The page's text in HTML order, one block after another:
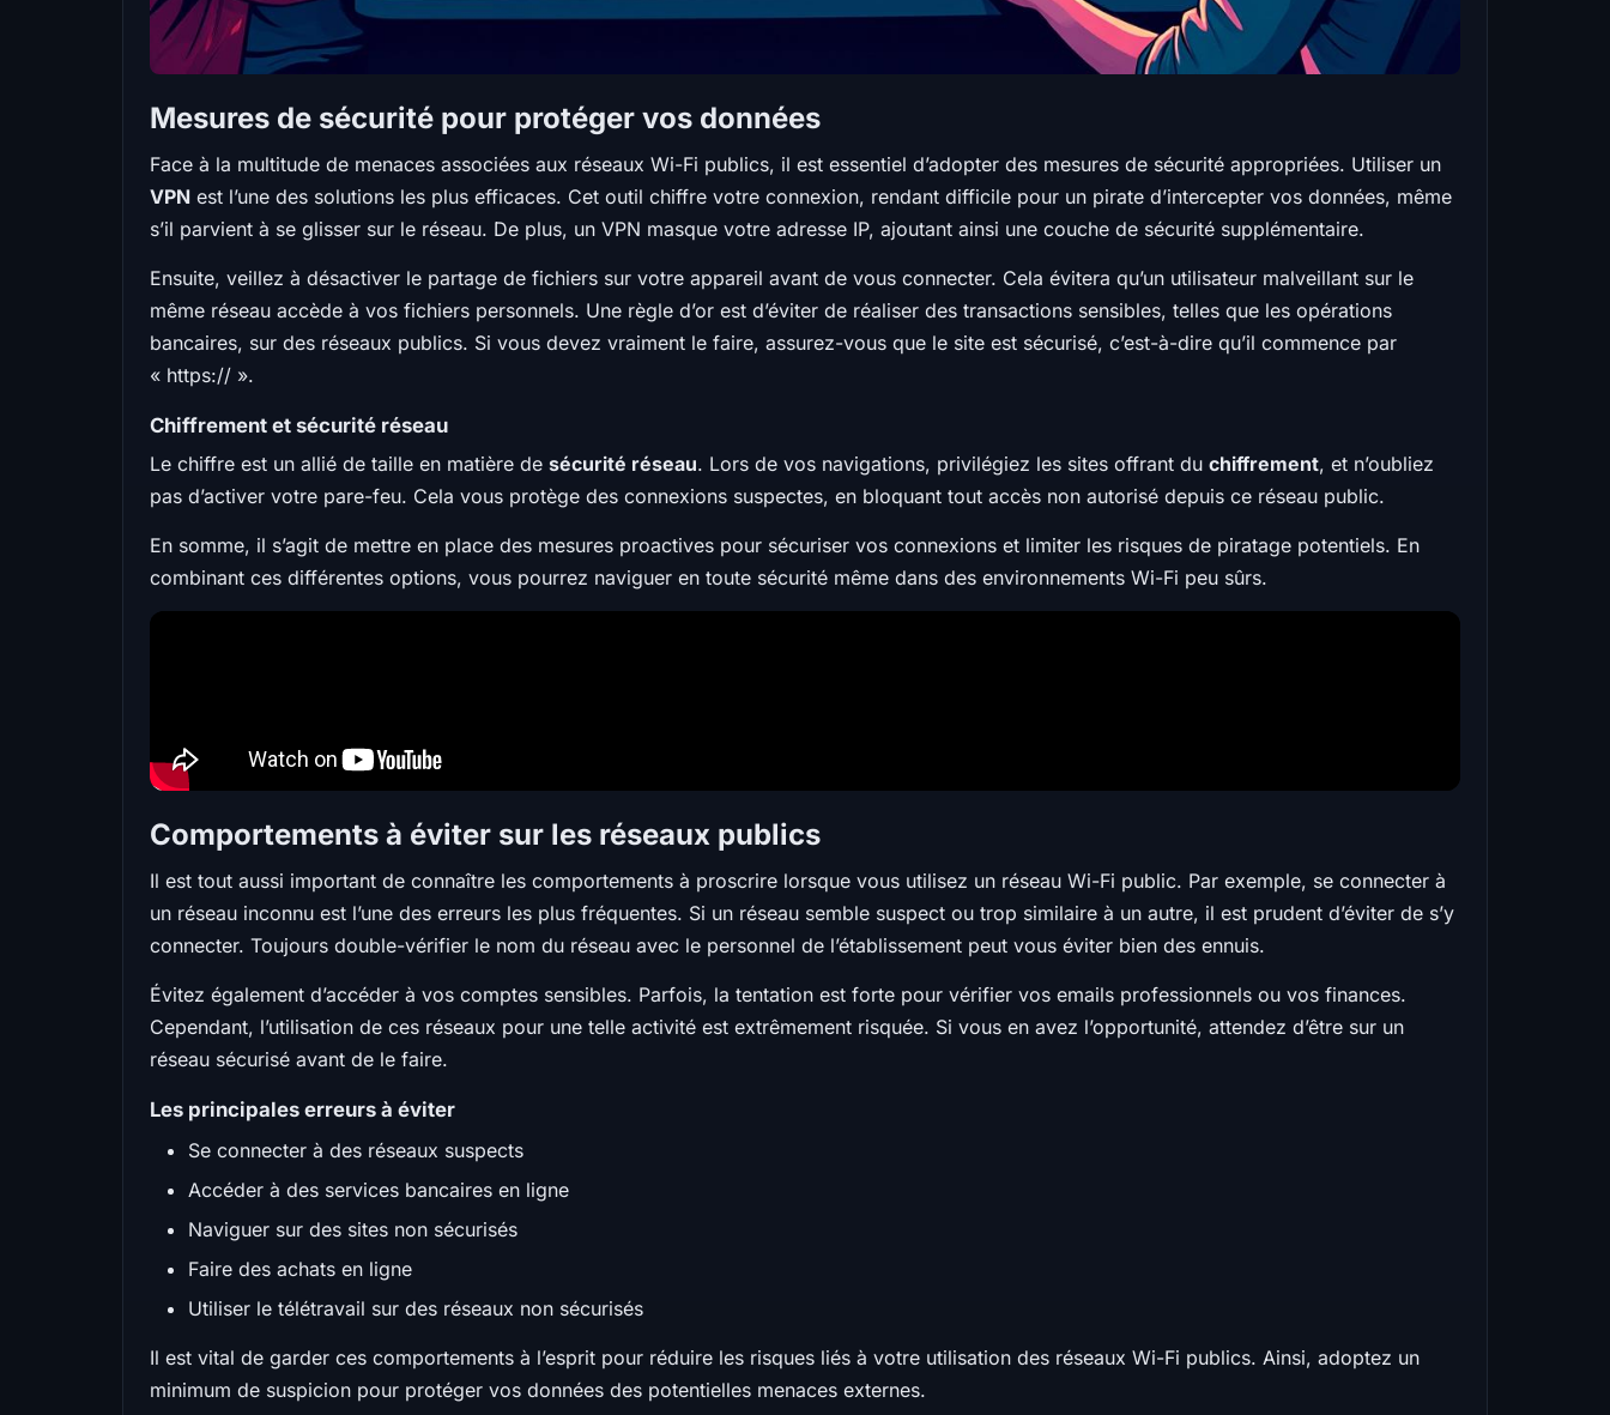
Mesures de sécurité pour protéger vos données
Face à la multitude de menaces associées aux réseaux Wi-Fi publics, il est essentiel d’adopter des mesures de sécurité appropriées. Utiliser un
VPN est l’une des solutions les plus efficaces. Cet outil chiffre votre connexion, rendant difficile pour un pirate d’intercepter vos données, même
s’il parvient à se glisser sur le réseau. De plus, un VPN masque votre adresse IP, ajoutant ainsi une couche de sécurité supplémentaire.
Ensuite, veillez à désactiver le partage de fichiers sur votre appareil avant de vous connecter. Cela évitera qu’un utilisateur malveillant sur le
même réseau accède à vos fichiers personnels. Une règle d’or est d’éviter de réaliser des transactions sensibles, telles que les opérations
bancaires, sur des réseaux publics. Si vous devez vraiment le faire, assurez-vous que le site est sécurisé, c’est-à-dire qu’il commence par
« https:// ».
Chiffrement et sécurité réseau
Le chiffre est un allié de taille en matière de sécurité réseau. Lors de vos navigations, privilégiez les sites offrant du chiffrement, et n’oubliez
pas d’activer votre pare-feu. Cela vous protège des connexions suspectes, en bloquant tout accès non autorisé depuis ce réseau public.
En somme, il s’agit de mettre en place des mesures proactives pour sécuriser vos connexions et limiter les risques de piratage potentiels. En
combinant ces différentes options, vous pourrez naviguer en toute sécurité même dans des environnements Wi-Fi peu sûrs.
Comportements à éviter sur les réseaux publics
Il est tout aussi important de connaître les comportements à proscrire lorsque vous utilisez un réseau Wi-Fi public. Par exemple, se connecter à
un réseau inconnu est l’une des erreurs les plus fréquentes. Si un réseau semble suspect ou trop similaire à un autre, il est prudent d’éviter de s’y
connecter. Toujours double-vérifier le nom du réseau avec le personnel de l’établissement peut vous éviter bien des ennuis.
Évitez également d’accéder à vos comptes sensibles. Parfois, la tentation est forte pour vérifier vos emails professionnels ou vos finances.
Cependant, l’utilisation de ces réseaux pour une telle activité est extrêmement risquée. Si vous en avez l’opportunité, attendez d’être sur un
réseau sécurisé avant de le faire.
Les principales erreurs à éviter
Se connecter à des réseaux suspects
Accéder à des services bancaires en ligne
Naviguer sur des sites non sécurisés
Faire des achats en ligne
Utiliser le télétravail sur des réseaux non sécurisés
Il est vital de garder ces comportements à l’esprit pour réduire les risques liés à votre utilisation des réseaux Wi-Fi publics. Ainsi, adoptez un
minimum de suspicion pour protéger vos données des potentielles menaces externes.